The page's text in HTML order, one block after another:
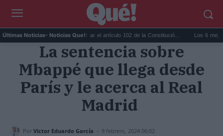
Últimas Noticias- Noticias Que!:
Juli... Vox pide activar el artículo 102 de la Constitució... Los 6 mejores
La sentencia sobre
Mbappé que llega desde
París y le acerca al Real
Madrid
Por Victor Eduardo García - 9 febrero, 2024 06:02